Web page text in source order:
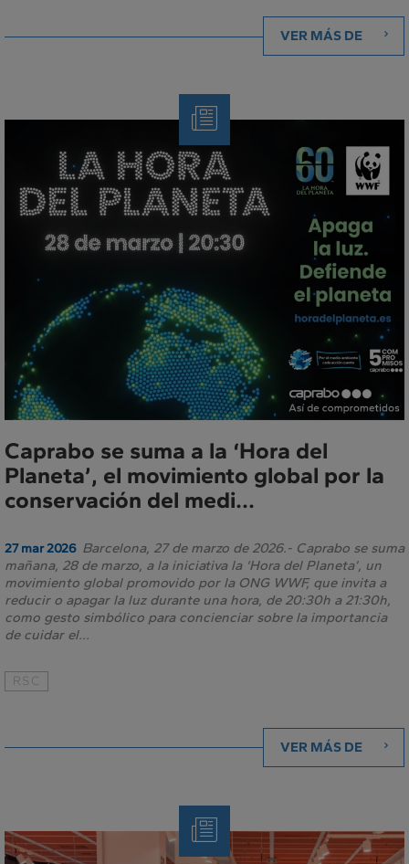
VER MÁS DE
Nota
de
Prensa
Caprabo se suma a la ‘Hora del
Planeta’, el movimiento global por la
conservación del medi...
27 mar 2026 Barcelona, 27 de marzo de 2026.- Caprabo se suma
mañana, 28 de marzo, a la iniciativa la ‘Hora del Planeta’, un
movimiento global promovido por la ONG WWF, que invita a
reducir o apagar la luz durante una hora, de 20:30h a 21:30h,
como gesto simbólico para concienciar sobre la importancia
de cuidar el...
RSC
VER MÁS DE
Nota